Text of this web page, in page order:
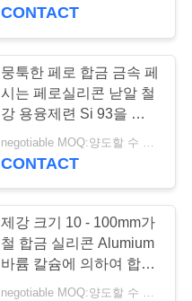
CONTACT
뭉툭한 페로 합금 금속 페
시는 페로실리콘 낟알 철
강 용융제련 Si 93을 합
금합니다
CONTACT
제강 크기 10 - 100mm가
철 합금 실리콘 Alumium
바륨 칼슘에 의하여 합금
합니다
negotiable MOQ:양도할 수 있는